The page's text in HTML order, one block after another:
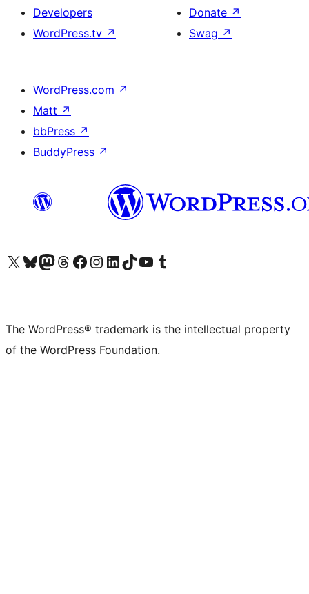
Developers
WordPress.tv ↗
Donate ↗
Swag ↗
WordPress.com ↗
Matt ↗
bbPress ↗
BuddyPress ↗
Visit our X (formerly Twitter) account
Visit our Bluesky account
Visit our Mastodon account
Visit our Threads account
Visit our Facebook page
Visit our Instagram account
Visit our LinkedIn account
Visit our TikTok account
Visit our YouTube channel
Visit our Tumblr account
The WordPress® trademark is the intellectual property
of the WordPress Foundation.